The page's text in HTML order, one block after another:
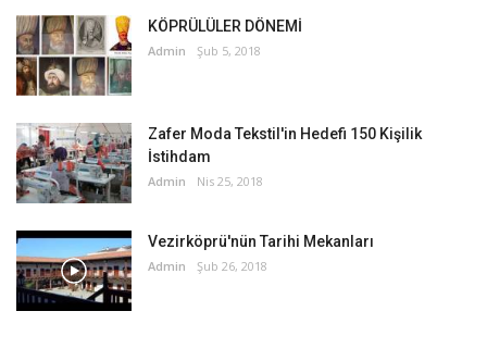
KÖPRÜLÜLER DÖNEMİ
Admin Şub 5, 2018
Zafer Moda Tekstil'in Hedefi 150 Kişilik
İstihdam
Admin Nis 25, 2018
Vezirköprü'nün Tarihi Mekanları
Admin Şub 26, 2018